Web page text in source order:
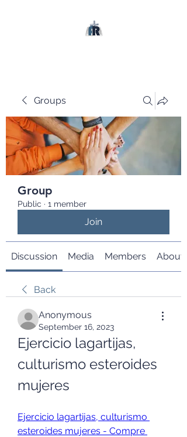
Groups
Group
Public · 1 member
Join
Discussion Media Members About
Back
Anonymous
September 16, 2023
Ejercicio lagartijas,
culturismo esteroides
mujeres
Ejercicio lagartijas, culturismo
esteroides mujeres - Compre